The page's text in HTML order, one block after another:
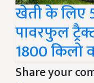
खेती के लिए
पावरफुल
1800 किलो
Share your